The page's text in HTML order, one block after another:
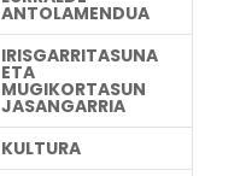
ANTOLAMENDUA
IRISGARRITASUNA
ETA
MUGIKORTASUN
JASANGARRIA
KULTURA